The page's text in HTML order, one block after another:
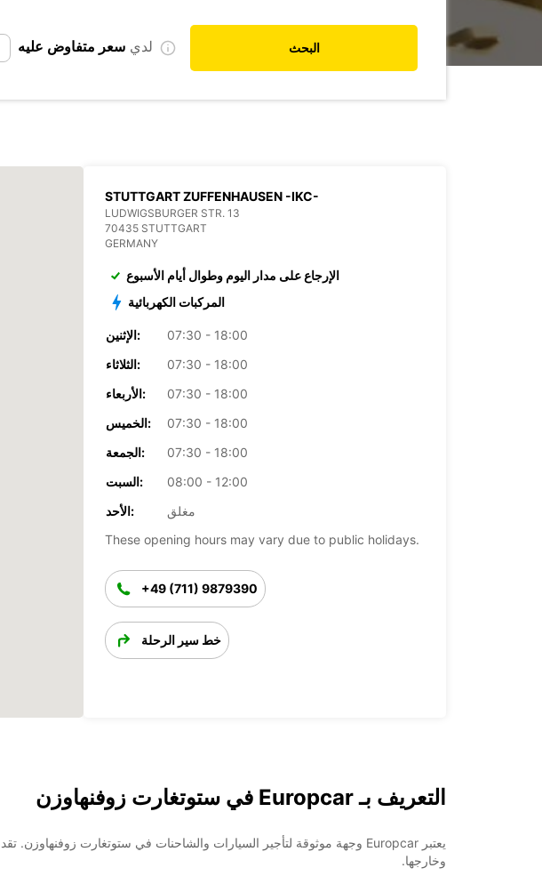
لدي سعر متفاوض عليه البحث
STUTTGART ZUFFENHAUSEN -IKC-
LUDWIGSBURGER STR. 13
70435 STUTTGART
GERMANY
الإرجاع على مدار اليوم وطوال أيام الأسبوع
المركبات الكهربائية
الإثنين:
07:30 - 18:00
الثلاثاء:
07:30 - 18:00
الأربعاء:
07:30 - 18:00
الخميس:
07:30 - 18:00
الجمعة:
07:30 - 18:00
السبت:
08:00 - 12:00
الأحد:
مغلق
These opening hours may vary due to public holidays.
+49 (711) 9879390
خط سير الرحلة
التعريف بـ Europcar في ستوتغارت زوفنهاوزن
وخارجها.